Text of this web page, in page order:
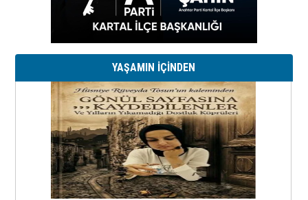
YAŞAMIN İÇİNDEN